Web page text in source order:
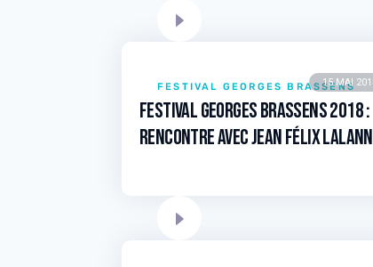
15 MAI
FESTIVAL GEORGES BRASSENS
Festival Georges Brassens 2018 :
RENCONTRE avec jean Félix